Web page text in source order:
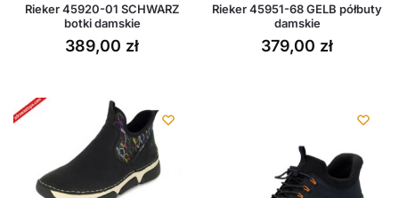
Rieker 45920-01 SCHWARZ
botki damskie
389,00 zł
Rieker 45951-68 GELB półbuty
damskie
379,00 zł